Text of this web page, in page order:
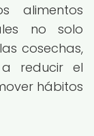
alimentos
no solo
cosechas,
reducir el
hábitos